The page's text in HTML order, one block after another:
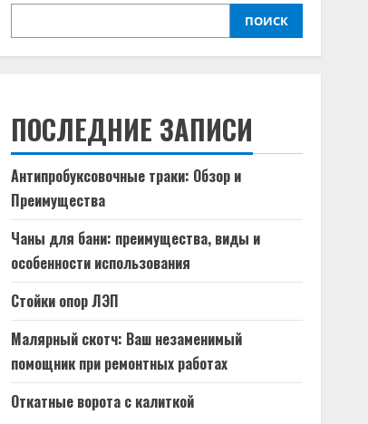
ПОИСК
ПОСЛЕДНИЕ ЗАПИСИ
Антипробуксовочные траки: Обзор и
Преимущества
Чаны для бани: преимущества, виды и
особенности использования
Стойки опор ЛЭП
Малярный скотч: Ваш незаменимый
помощник при ремонтных работах
Откатные ворота с калиткой